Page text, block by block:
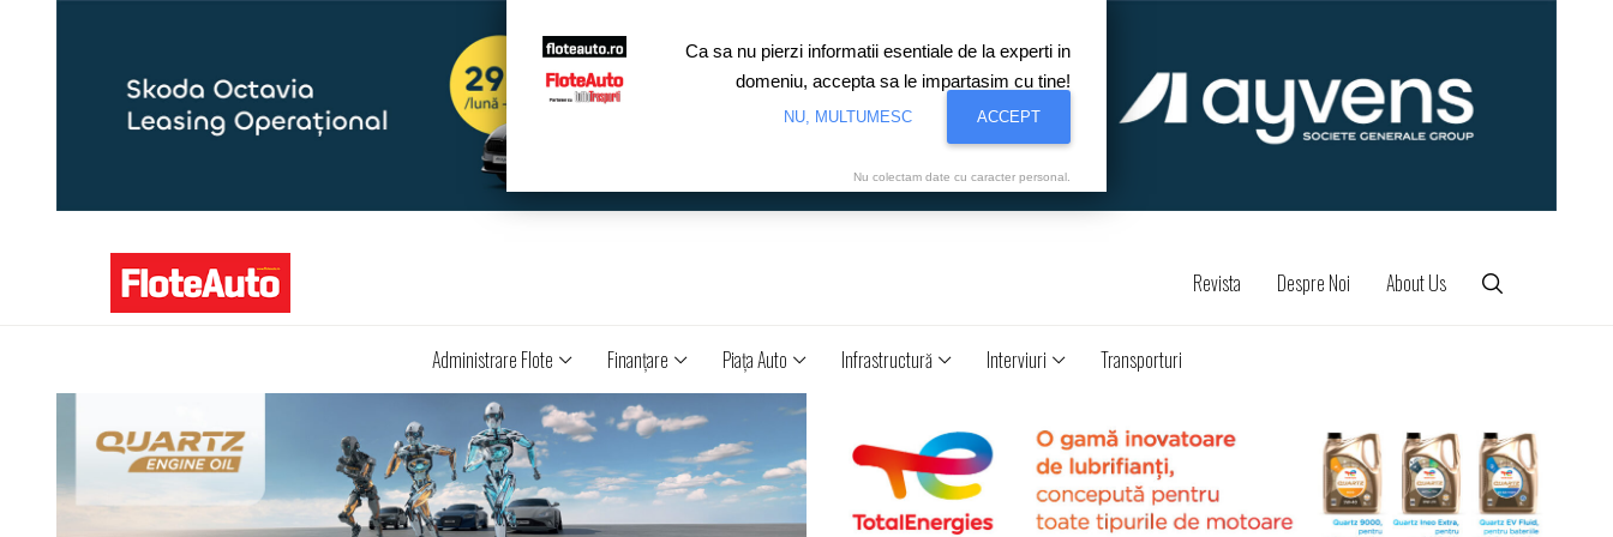
Revista Despre Noi About Us
Administrare Flote Finanţare Piaţa Auto Infrastructură Interviuri Transporturi
Ca sa nu pierzi informatii esentiale de la experti in
domeniu, accepta sa le impartasim cu tine!
NU, MULTUMESC ACCEPT
Nu colectam date cu caracter personal.